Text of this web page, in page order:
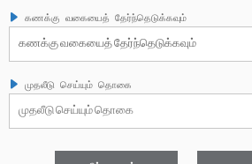
கணக்கு வகையைத் தேர்ந்தெடுக்கவும்
முதலீடு செய்யும் தொகை